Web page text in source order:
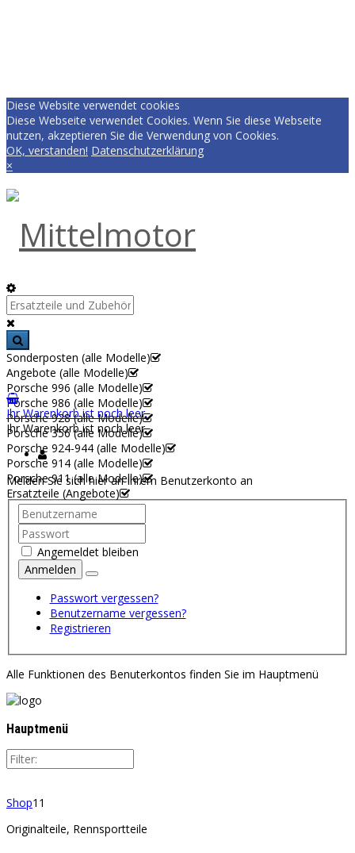
Diese Website verwendet cookies
Diese Webseite verwendet Cookies. Wenn Sie diese Webseite
nutzen, akzeptieren Sie die Verwendung von Cookies.
OK, verstanden! Datenschutzerklärung
×
Sonderposten (alle Modelle)
Angebote (alle Modelle)
Porsche 996 (alle Modelle)
Porsche 986 (alle Modelle)
Porsche 928 (alle Modelle)
Porsche 356 (alle Modelle)
Porsche 924-944 (alle Modelle)
Porsche 914 (alle Modelle)
Porsche 911 (alle Modelle)
Ersatzteile (Angebote)
Ihr Warenkorb ist noch leer.
Ihr Warenkorb ist noch leer.
Melden Sie sich hier an Ihrem Benutzerkonto an
Angemeldet bleiben
Anmelden
Passwort vergessen?
Benutzername vergessen?
Registrieren
Alle Funktionen des Benuterkontos finden Sie im Hauptmenü
Hauptmenü
Shop11
Originalteile, Rennsportteile